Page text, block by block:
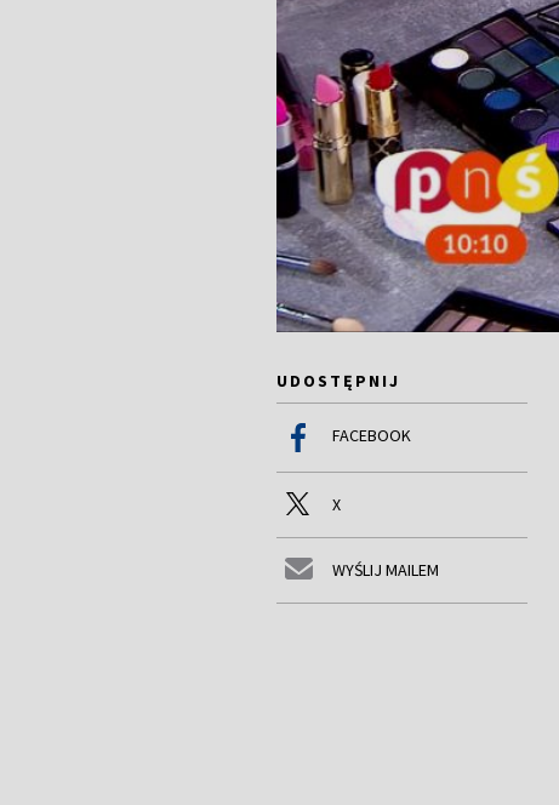
UDOSTĘPNIJ
FACEBOOK
X
WYŚLIJ MAILEM